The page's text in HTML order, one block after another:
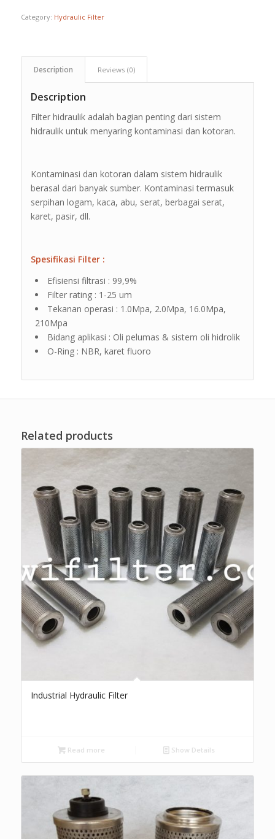
Category: Hydraulic Filter
Description Reviews (0)
Description
Filter hidraulik adalah bagian penting dari sistem
hidraulik untuk menyaring kontaminasi dan kotoran.
Kontaminasi dan kotoran dalam sistem hidraulik
berasal dari banyak sumber. Kontaminasi termasuk
serpihan logam, kaca, abu, serat, berbagai serat,
karet, pasir, dll.
Spesifikasi Filter :
Efisiensi filtrasi : 99,9%
Filter rating : 1-25 um
Tekanan operasi : 1.0Mpa, 2.0Mpa, 16.0Mpa,
210Mpa
Bidang aplikasi : Oli pelumas & sistem oli hidrolik
O-Ring : NBR, karet fluoro
Related products
Industrial Hydraulic Filter
Read more Show Details